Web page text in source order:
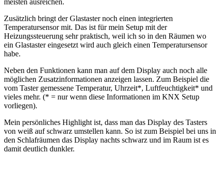
Zusätzlich bringt der Glastaster noch einen integrierten
Temperatursensor mit. Das ist für mein Setup mit der
Heizungssteuerung sehr praktisch, weil ich so in den Räumen wo
ein Glastaster eingesetzt wird auch gleich einen Temperatursensor
habe.
Neben den Funktionen kann man auf dem Display auch noch alle
möglichen Zusatzinformationen anzeigen lassen. Zum Beispiel die
vom Taster gemessene Temperatur, Uhrzeit*, Luftfeuchtigkeit* und
vieles mehr. (* = nur wenn diese Informationen im KNX Setup
vorliegen).
Mein persönliches Highlight ist, dass man das Display des Tasters
von weiß auf schwarz umstellen kann. So ist zum Beispiel bei uns in
den Schlafräumen das Display nachts schwarz und im Raum ist es
damit deutlich dunkler.